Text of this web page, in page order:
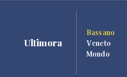
Ultimora
Bassano
Veneto
Mondo